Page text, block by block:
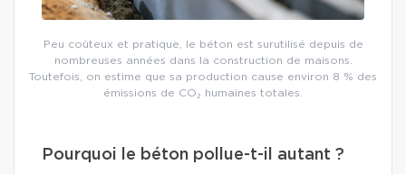
Peu coûteux et pratique, le béton est surutilisé depuis de
nombreuses années dans la construction de maisons.
Toutefois, on estime que sa production cause environ 8 % des
émissions de CO₂ humaines totales.
Pourquoi le béton pollue-t-il autant ?